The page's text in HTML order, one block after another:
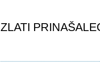
ZLATI